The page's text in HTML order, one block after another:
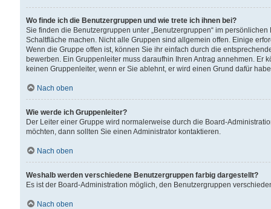
Wo finde ich die Benutzergruppen und wie trete ich ihnen bei?
Sie finden die Benutzergruppen unter „Benutzergruppen“ im
Schaltfläche machen. Nicht alle Gruppen sind allgemein offen. Einige
Wenn die Gruppe offen ist, können Sie ihr einfach durch die
bewerben. Ein Gruppenleiter muss daraufhin Ihren Antrag annehmen.
keinen Gruppenleiter, wenn er Sie ablehnt, er wird einen Grund dafür
Nach oben
Wie werde ich Gruppenleiter?
Der Leiter einer Gruppe wird normalerweise durch die Board-
möchten, dann sollten Sie einen Administrator kontaktieren.
Nach oben
Weshalb werden verschiedene Benutzergruppen farbig dargestellt?
Es ist der Board-Administration möglich, den Benutzergruppen
Nach oben